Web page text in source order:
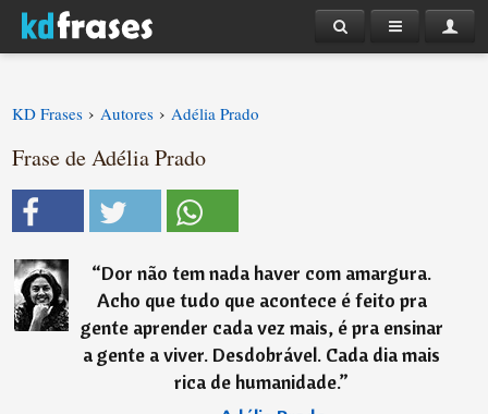
KD Frases › Autores › Adélia Prado
Frase de Adélia Prado
“Dor não tem nada haver com amargura.
Acho que tudo que acontece é feito pra
gente aprender cada vez mais, é pra ensinar
a gente a viver. Desdobrável. Cada dia mais
rica de humanidade.”